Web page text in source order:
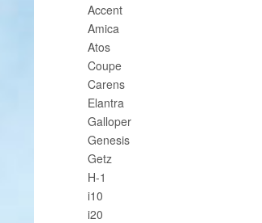
Accent
Amica
Atos
Coupe
Carens
Elantra
Galloper
Genesis
Getz
H-1
i10
i20